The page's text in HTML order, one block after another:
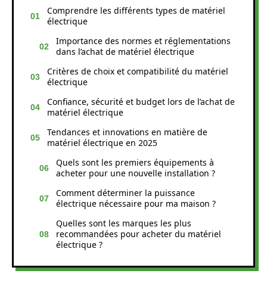
Comprendre les différents types de matériel
électrique
Importance des normes et réglementations
dans l’achat de matériel électrique
Critères de choix et compatibilité du matériel
électrique
Confiance, sécurité et budget lors de l’achat de
matériel électrique
Tendances et innovations en matière de
matériel électrique en 2025
Quels sont les premiers équipements à
acheter pour une nouvelle installation ?
Comment déterminer la puissance
électrique nécessaire pour ma maison ?
Quelles sont les marques les plus
recommandées pour acheter du matériel
électrique ?